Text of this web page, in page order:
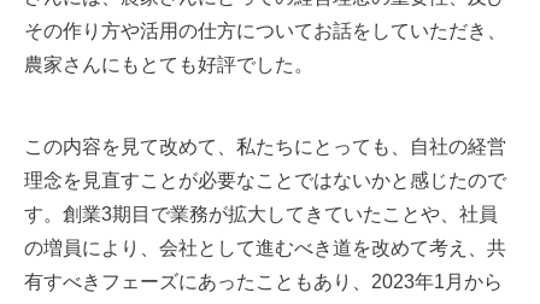
その作り方や活用の仕方についてお話をしていただき、
農家さんにもとても好評でした。
この内容を見て改めて、私たちにとっても、自社の経営
理念を見直すことが必要なことではないかと感じたので
す。創業3期目で業務が拡大してきていたことや、社員
の増員により、会社として進むべき道を改めて考え、共
有すべきフェーズにあったこともあり、2023年1月から